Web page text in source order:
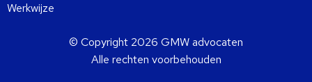
Werkwijze
© Copyright 2026 GMW advocaten
Alle rechten voorbehouden